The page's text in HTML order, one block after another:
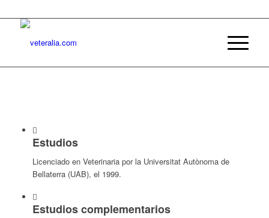
Estudios
Licenciado en Veterinaria por la Universitat Autònoma de
Bellaterra (UAB), el 1999.
Estudios complementarios